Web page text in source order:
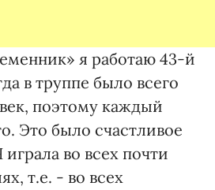
я работаю 43-й
в труппе было всего
поэтому каждый
Это было счастливое
во всех почти
т.е. - во всех